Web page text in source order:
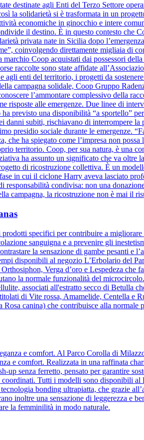
destinate agli Enti del Terzo Settore
la solidarietà si è trasformata in un
economiche in ginocchio e intere
il destino. È in questo contesto che
privata nate in Sicilia dopo
coinvolgendo direttamente migliaia
Coop acquistati dai possessori
raccolte sono state affidate
enti del territorio, i progetti da
campagna solidale, Coop Gruppo
l’ammontare complessivo della
risposte alle emergenze. Due linee di
previsto una disponibilità “a sportello”
danni subiti, rischiavano di interrompere
presidio sociale durante le emergenze.
che ha spiegato come l’impresa non
territorio. Coop, per sua natura, è una
ha assunto un significato che va oltre
di ricostruzione collettiva. È un
in cui il ciclone Harry aveva lasciato
responsabilità condivisa: non una
campagna, la ricostruzione non è mai il
specifici per contribuire a
sanguigna e a prevenire gli
la sensazione di gambe pesanti e
disponibili al negozio L’Erbolario del
Verga d’oro e Lespedeza
la normale funzionalità del
associati all'estratto secco di
di Vite rossa, Amamelide, Centella
Rosa canina) che contribuisce alla
e comfort. Al Parco Corolla di
e comfort. Realizzata in una raffinata
up senza ferretto, pensato per garantire
Tutti i modelli sono disponibili
bonding ultrapiatta, che grazie
inoltre una sensazione di leggerezza e
la femminilità in modo naturale.